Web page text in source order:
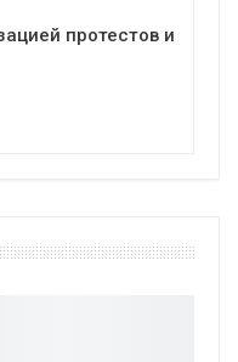
протестов и